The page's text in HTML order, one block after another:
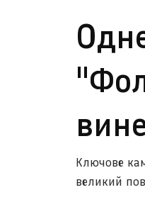
Ключове
великий